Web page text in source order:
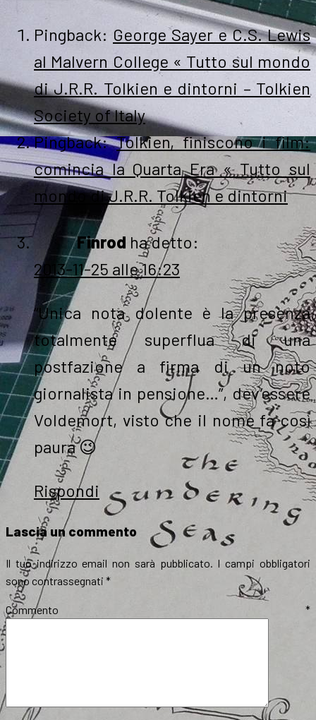
Pingback: George Sayer e C.S. Lewis
al Malvern College « Tutto sul mondo
di J.R.R. Tolkien e dintorni – Tolkien
Society of Italy
Pingback:Tolkien, finiscono i film:
comincia la Quarta Era « Tutto sul
mondo di J.R.R. Tolkien e dintorni
Finrod ha detto:
2013-11-25 alle 16:23
“Unica nota dolente è la presenza
totalmente superflua di una
postfazione a firma di un noto
giornalista in pensione…”, dev’essere
Voldemort, visto che il nome fa così
paura 😉
Rispondi
Lascia un commento
Il tuo indirizzo email non sarà pubblicato. I campi obbligatori
sono contrassegnati *
Commento *